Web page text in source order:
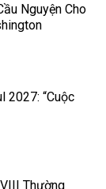
Nguyện Cho
2027: “Cuộc
Thường